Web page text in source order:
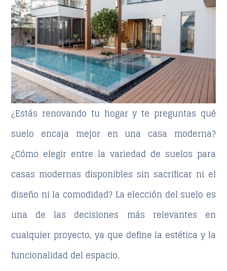
¿Estás renovando tu hogar y te preguntas qué
suelo encaja mejor en una casa moderna?
¿Cómo elegir entre la variedad de suelos para
casas modernas disponibles sin sacrificar ni el
diseño ni la comodidad? La elección del suelo es
una de las decisiones más relevantes en
cualquier proyecto, ya que define la estética y la
funcionalidad del espacio.